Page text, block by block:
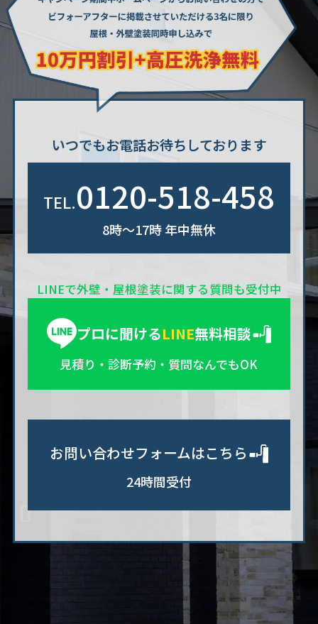
いつでもお電話お待ちしております
TEL.0120-518-458
8時〜17時 年中無休
LINEで外壁・屋根塗装に関する質問も受付中
プロに聞けるLINE無料相談
見積り・診断予約・質問なんでもOK
お問い合わせフォームはこちら
24時間受付